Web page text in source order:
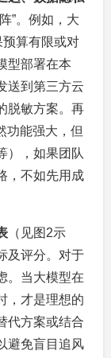
”。例如，大
算有限或对
型部署在本
送到第三方云
脱敏方案。再
功能强大，但
），如果团队
，不如先用成
（见图2示
及评分。对于
。当大模型在
，才是理想的
代方案或结合
避免盲目追风